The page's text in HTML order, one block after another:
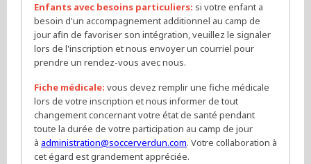
Enfants avec besoins particuliers: si votre enfant a
besoin d'un accompagnement additionnel au camp de
jour afin de favoriser son intégration, veuillez le signaler
lors de l'inscription et nous envoyer un courriel pour
prendre un rendez-vous avec nous.
Fiche médicale: vous devez remplir une fiche médicale
lors de votre inscription et nous informer de tout
changement concernant votre état de santé pendant
toute la durée de votre participation au camp de jour
à administration@soccerverdun.com. Votre collaboration à
cet égard est grandement appréciée.